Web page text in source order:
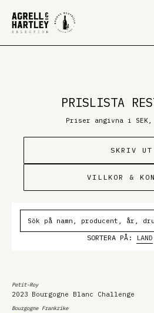
PRISLISTA
Priser angivna i SEK,
SKRIV UT
VILLKOR &
SORTERA PÅ: LAND
Petit-Roy
2023 Bourgogne Blanc Challenge
Bourgogne
Frankrike